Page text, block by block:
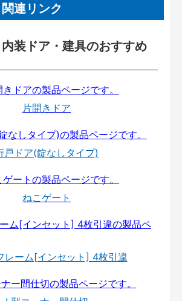
連リンク
装ドア・建具のおすすめ
片開きドア
戸ドア(錠なしタイプ)
ねこゲート
レーム[インセット] 4枚引違